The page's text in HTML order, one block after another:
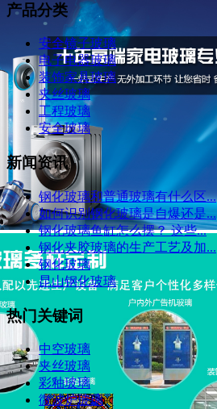
产品分类
安全镜子玻璃
电子电器玻璃
装饰家具玻璃
夹丝玻璃
工程玻璃
安全玻璃
新闻资讯
钢化玻璃和普通玻璃有什么区...
如何识别钢化玻璃是自爆还是...
钢化玻璃鱼缸怎么摆？ 这些...
钢化夹胶玻璃的生产工艺及加...
钢化玻璃
昆山钢化玻璃
热门关键词
​中空玻璃
夹丝玻璃
彩釉玻璃
微波炉玻璃